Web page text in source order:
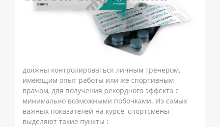
должны контролироваться личным тренером,
имеющим опыт работы или же спортивным
врачом, для получения рекордного эффекта с
минимально возможными побочками. Из самых
важных показателей на курсе, спортсмены
выделяют такие пункты :